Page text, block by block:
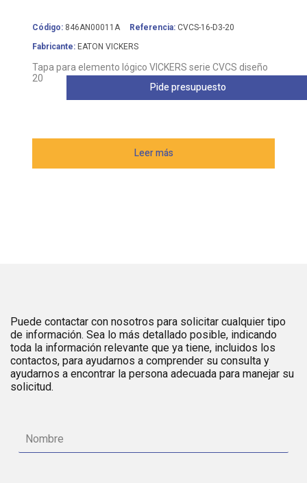
Código: 846AN00011A Referencia: CVCS-16-D3-20
Fabricante: EATON VICKERS
Tapa para elemento lógico VICKERS serie CVCS diseño
20
Leer más
Pide presupuesto
Puede contactar con nosotros para solicitar cualquier tipo
de información. Sea lo más detallado posible, indicando
toda la información relevante que ya tiene, incluidos los
contactos, para ayudarnos a comprender su consulta y
ayudarnos a encontrar la persona adecuada para manejar su
solicitud.